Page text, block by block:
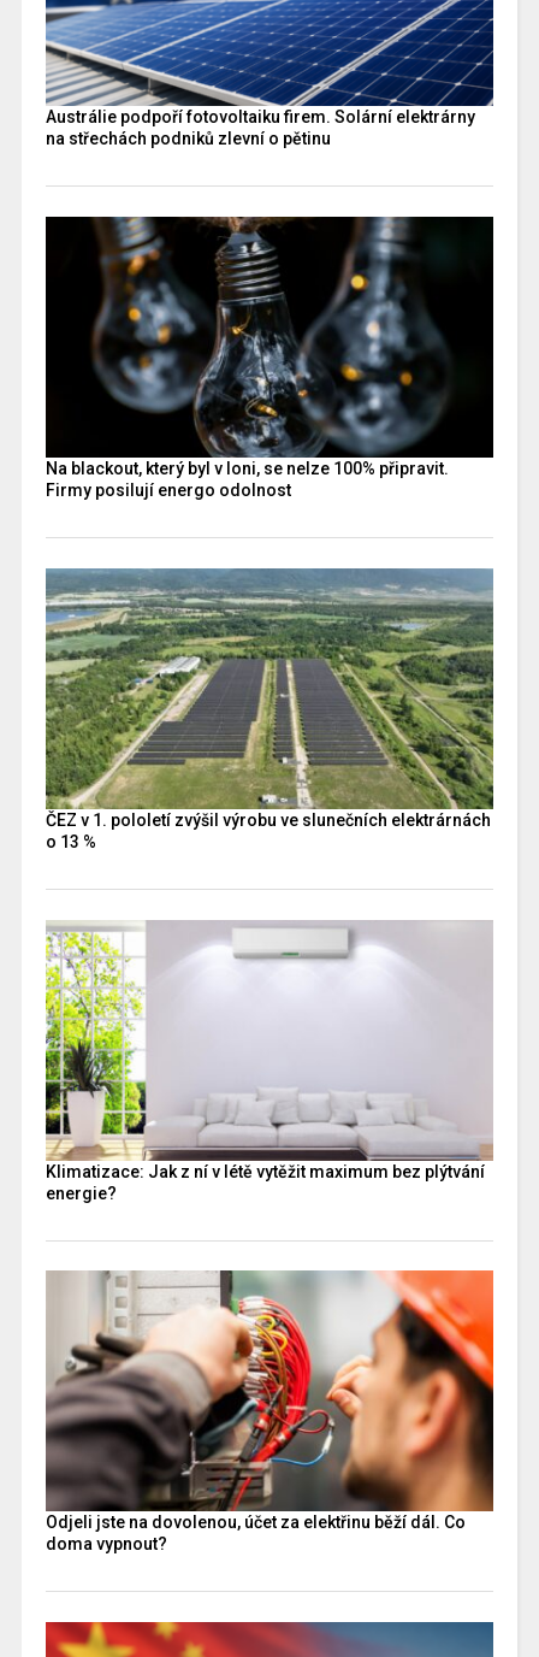
Austrálie podpoří fotovoltaiku firem. Solární elektrárny
na střechách podniků zlevní o pětinu
Na blackout, který byl v loni, se nelze 100% připravit.
Firmy posilují energo odolnost
ČEZ v 1. pololetí zvýšil výrobu ve slunečních elektrárnách
o 13 %
Klimatizace: Jak z ní v létě vytěžit maximum bez plýtvání
energie?
Odjeli jste na dovolenou, účet za elektřinu běží dál. Co
doma vypnout?